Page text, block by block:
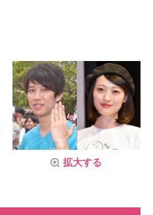
拡大する